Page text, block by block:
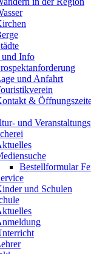
und Info
und Anfahrt
&
und
Bestellformular
und Schulen